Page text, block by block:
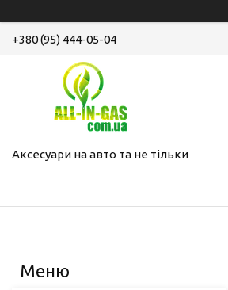
+380 (95) 444-05-04
Аксесуари на авто та не тільки